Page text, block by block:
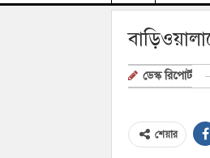
ডেস্ক রিপোর্ট
শেয়ার